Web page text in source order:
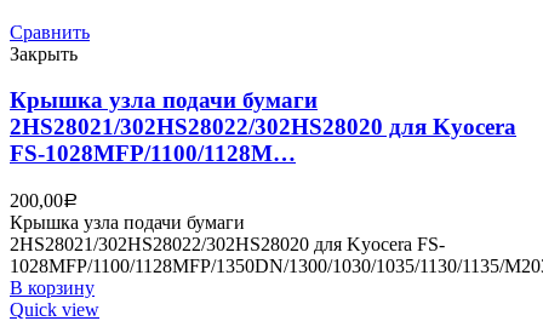
Сравнить
Закрыть
Крышка узла подачи бумаги
2HS28021/302HS28022/302HS28020 для Kyocera
FS-1028MFP/1100/1128M…
200,00Р
Крышка узла подачи бумаги
2HS28021/302HS28022/302HS28020 для Kyocera FS-
1028MFP/1100/1128MFP/1350DN/1300/1030/1035/1130/1135/
В корзину
Quick view